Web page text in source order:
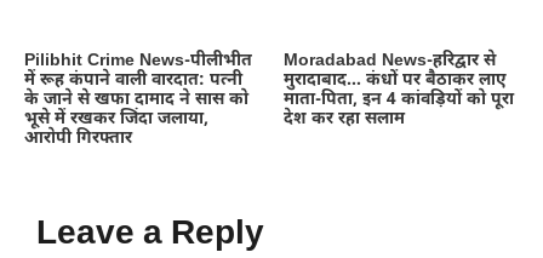
Pilibhit Crime News-पीलीभीत
में रूह कंपाने वाली वारदात: पत्नी
के जाने से खफा दामाद ने सास को
भूसे में रखकर जिंदा जलाया,
आरोपी गिरफ्तार
Moradabad News-हरिद्वार से
मुरादाबाद… कंधों पर बैठाकर लाए
माता-पिता, इन 4 कांवड़ियों को पूरा
देश कर रहा सलाम
Leave a Reply